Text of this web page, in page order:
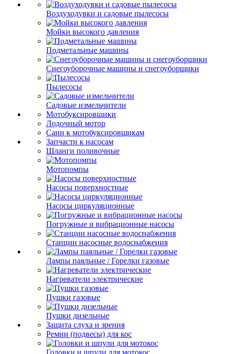
Воздуходувки и садовые пылесосы
Мойки высокого давления
Подметальные машины
Снегоуборочные машины и снегоуборщики
Пылесосы
Садовые измельчители
Мотобуксировщики
Лодочный мотор
Сани к мотобуксировщикам
Запчасти к насосам
Шланги поливочные
Мотопомпы
Насосы поверхностные
Насосы циркуляционные
Погружные и вибрационные насосы
Станции насосные водоснабжения
Лампы паяльные / Горелки газовые
Нагреватели электрические
Пушки газовые
Пушки дизельные
Защита слуха и зрения
Ремни (подвесы) для кос
Головки и шпули для мотокос